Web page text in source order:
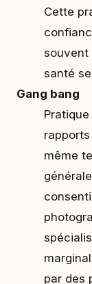
Cette
souvent
santé
Gang bang
même
par des